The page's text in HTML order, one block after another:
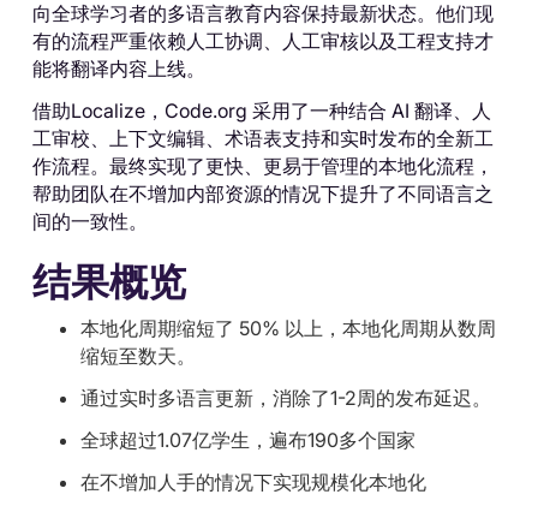
向全球学习者的多语言教育内容保持最新状态。他们现
有的流程严重依赖人工协调、人工审核以及工程支持才
能将翻译内容上线。
借助Localize，Code.org 采用了一种结合 AI 翻译、人
工审校、上下文编辑、术语表支持和实时发布的全新工
作流程。最终实现了更快、更易于管理的本地化流程，
帮助团队在不增加内部资源的情况下提升了不同语言之
间的一致性。
结果概览
本地化周期缩短了 50% 以上，本地化周期从数周
缩短至数天。
通过实时多语言更新，消除了1-2周的发布延迟。
全球超过1.07亿学生，遍布190多个国家
在不增加人手的情况下实现规模化本地化